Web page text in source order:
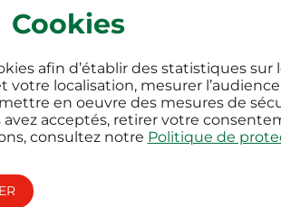
Cookies
afin d’établir des statistiques
localisation, mesurer
en oeuvre des mesures de
acceptés, retirer votre
consultez notre Politique de
marquesNos engagements
rendez-vous dans l’onglet
ci-dessous.